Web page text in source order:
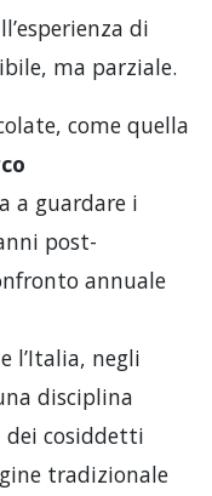
di
ma parziale.
come quella
a guardare i
post-
annuale
l’Italia, negli
disciplina
dei cosiddetti
tradizionale